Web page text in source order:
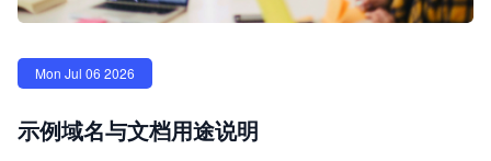
Mon Jul 06 2026
示例域名与文档用途说明